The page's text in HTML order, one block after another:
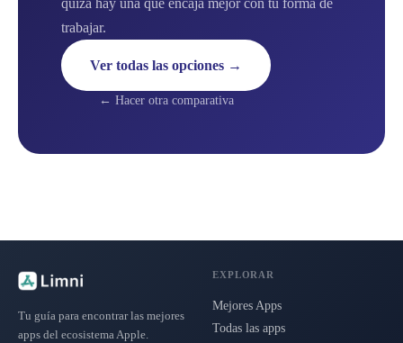
quizá hay una que encaja mejor con tu forma de
trabajar.
Ver todas las opciones →
← Hacer otra comparativa
Tu guía para encontrar las mejores
apps del ecosistema Apple.
EXPLORAR
Mejores Apps
Todas las apps